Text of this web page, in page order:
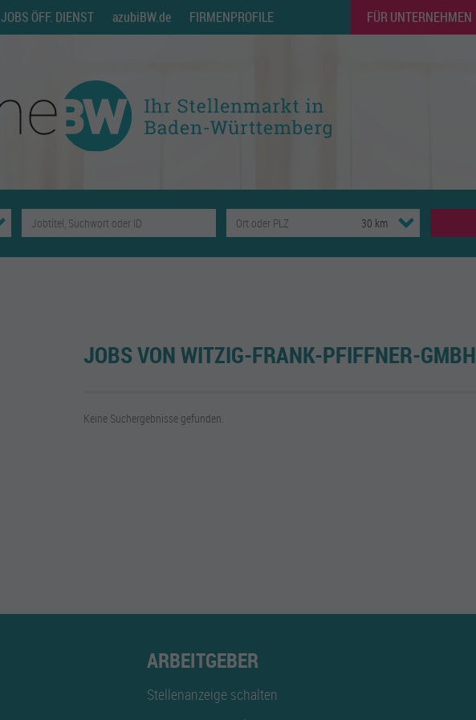
JOBS ÖFF. DIENST azubiBW.de FIRMENPROFILE FÜR UNTERNEHMEN
JOBS VON WITZIG-FRANK-PFIFFNER-GMBH
Keine Suchergebnisse gefunden.
ARBEITGEBER
Stellenanzeige schalten